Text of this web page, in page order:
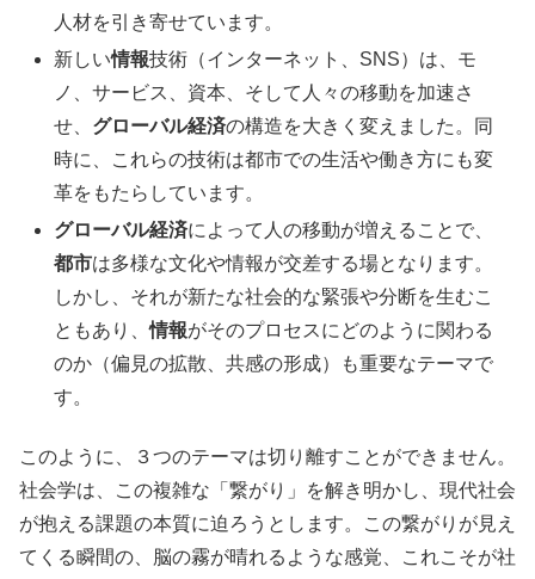
人材を引き寄せています。
新しい情報技術（インターネット、SNS）は、モ
ノ、サービス、資本、そして人々の移動を加速さ
せ、 グローバル経済の構造を大きく変えました。同
時に、これらの技術は都市での生活や働き方にも変
革をもたらしています。
グローバル経済によって人の移動が増えることで、
都市は多様な文化や情報が交差する場となります。
しかし、それが新たな社会的な緊張や分断を生むこ
ともあり、情報がそのプロセスにどのように関わる
のか（偏見の拡散、共感の形成）も重要なテーマで
す。
このように、３つのテーマは切り離すことができません。
社会学は、この複雑な「繋がり」を解き明かし、現代社会
が抱える課題の本質に迫ろうとします。この繋がりが見え
てくる瞬間の、脳の霧が晴れるような感覚、これこそが社